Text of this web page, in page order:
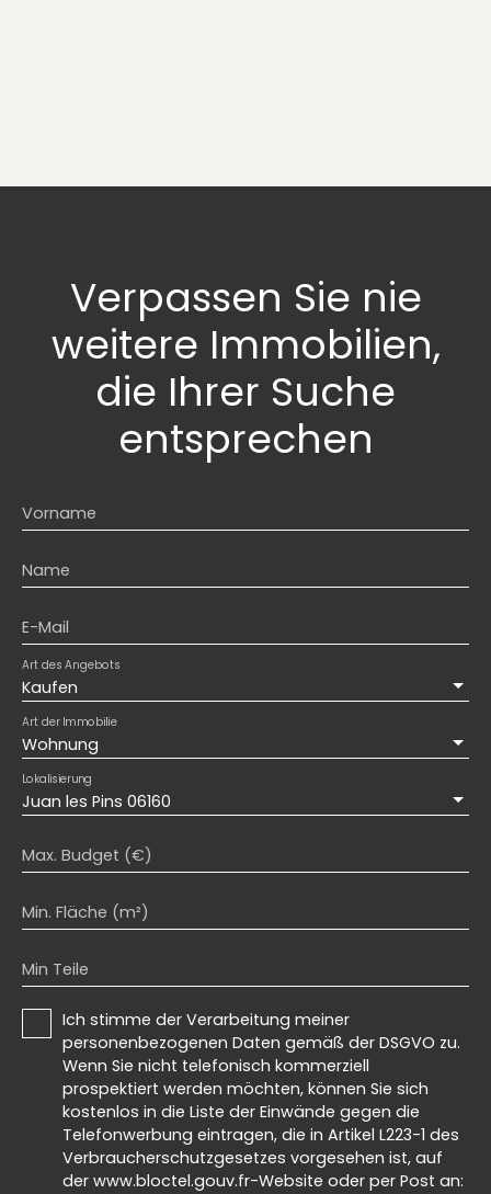
Verpassen Sie nie
weitere Immobilien,
die Ihrer Suche
entsprechen
Vorname
Name
E-Mail
Kaufen
Art des Angebots
Wohnung
Art der Immobilie
Juan les Pins 06160
Lokalisierung
Max. Budget (€)
Min. Fläche (m²)
Min Teile
Ich stimme der Verarbeitung meiner
personenbezogenen Daten gemäß der DSGVO zu.
Wenn Sie nicht telefonisch kommerziell
prospektiert werden möchten, können Sie sich
kostenlos in die Liste der Einwände gegen die
Telefonwerbung eintragen, die in Artikel L223-1 des
Verbraucherschutzgesetzes vorgesehen ist, auf
der www.bloctel.gouv.fr-Website oder per Post an: